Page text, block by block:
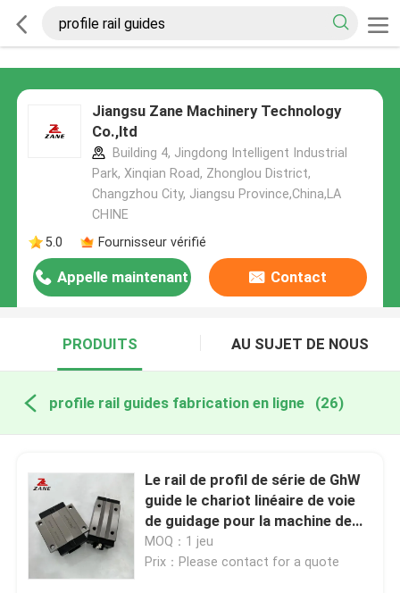
Jiangsu Zane Machinery Technology
Co.,ltd
Building 4, Jingdong Intelligent Industrial
Park, Xinqian Road, Zhonglou District,
Changzhou City, Jiangsu Province,China,LA
CHINE
5.0
Fournisseur vérifié
Appelle maintenant Contact
PRODUITS AU SUJET DE NOUS
profile rail guides fabrication en ligne (26)
Le rail de profil de série de GhW
guide le chariot linéaire de voie
de guidage pour la machine de
distribution
MOQ：1 jeu
Prix：Please contact for a quote